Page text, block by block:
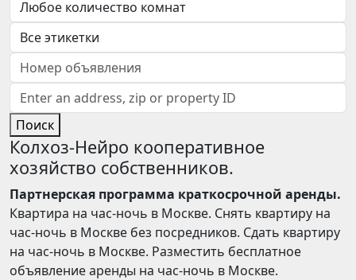
Поиск
Колхоз-Нейро кооперативное
хозяйство собственников.
Партнерская программа краткосрочной аренды.
Квартира на час-ночь в Москве. Снять квартиру на
час-ночь в Москве без посредников. Сдать квартиру
на час-ночь в Москве. Разместить бесплатное
объявление аренды на час-ночь в Москве.